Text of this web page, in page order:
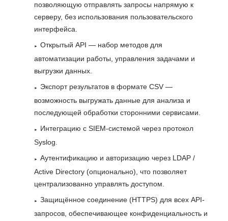
позволяющую отправлять запросы напрямую к
серверу, без использования пользовательского
интерфейса.
Открытый API — набор методов для
автоматизации работы, управления задачами и
выгрузки данных.
Экспорт результатов в формате CSV —
возможность выгружать данные для анализа и
последующей обработки сторонними сервисами.
Интеграцию с SIEM-системой через протокол
Syslog.
Аутентификацию и авторизацию через LDAP /
Active Directory (опционально), что позволяет
централизованно управлять доступом.
Защищённое соединение (HTTPS) для всех API-
запросов, обеспечивающее конфиденциальность и